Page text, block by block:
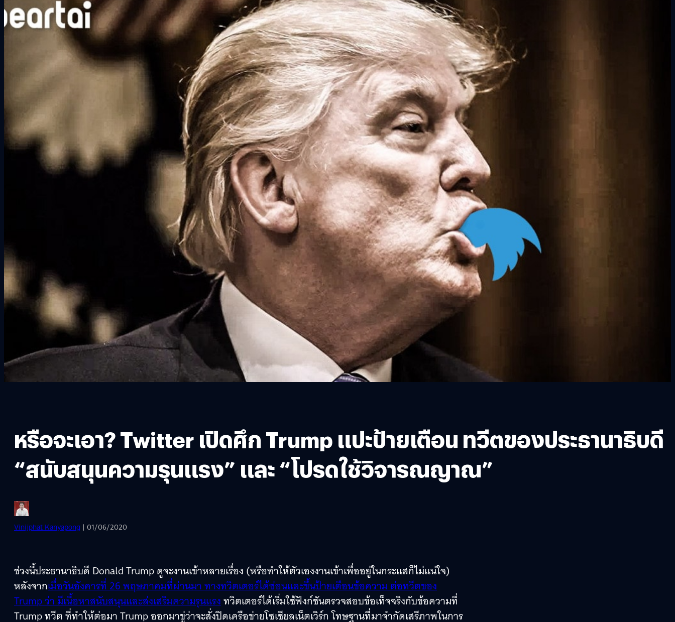
หรือจะเอา? Twitter เปิดศึก Trump แปะป้ายเตือน ทวีตของประธานาธิบดี
“สนับสนุนความรุนแรง” และ “โปรดใช้วิจารณญาณ”
Vinijphat Kanyapong | 01/06/2020
ช่วงนี้ประธานาธิบดี Donald Trump ดูจะงานเข้าหลายเรื่อง (หรือทำให้ตัวเองงานเข้าเพื่ออยู่ในกระแสก็ไม่แน่ใจ)
หลังจากเมื่อวันอังคารที่ 26 พฤษภาคมที่ผ่านมา ทางทวิตเตอร์ได้ซ่อนและขึ้นป้ายเตือนข้อความ ต่อทวีตของ
Trump ว่า มีเนื้อหาสนับสนุนและส่งเสริมความรุนแรงทวิตเตอร์ได้เริ่มใช้ฟังก์ชันตรวจสอบข้อเท็จจริงกับข้อความที่
Trump ทวีต ที่ทำให้ต่อมา Trump ออกมาขู่ว่าจะสั่งปิดเครือข่ายโซเชียลเน็ตเวิร์ก โทษฐานที่มาจำกัดเสรีภาพในการ